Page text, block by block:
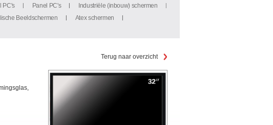
PC's Panel PC's
Industriële (inbouw) schermen
Beeldschermen
Atex schermen
Terug naar overzicht